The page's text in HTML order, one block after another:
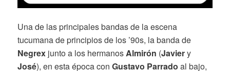
Una de las principales bandas de la escena
tucumana de principios de los ’90s, la banda de
Negrexjunto a los hermanos Almirón (Javiery
José), en esta época con Gustavo Parrado al bajo,